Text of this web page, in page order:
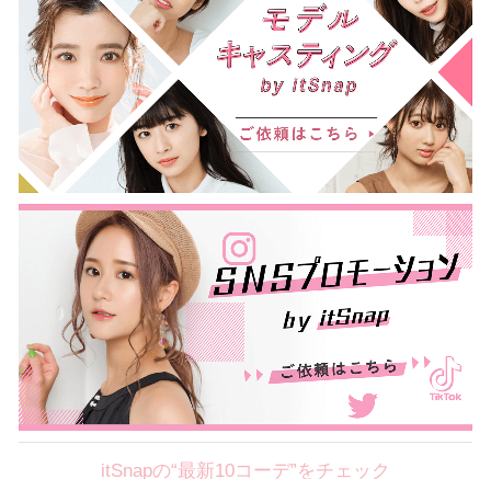
itSnapの“最新10コーデ”をチェック